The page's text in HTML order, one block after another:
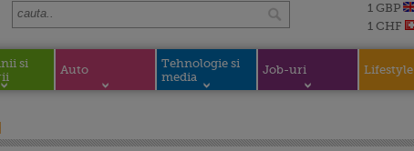
1 GBP
1 CHF
si
Auto
Tehnologie si
media
Job-uri Lifestyle